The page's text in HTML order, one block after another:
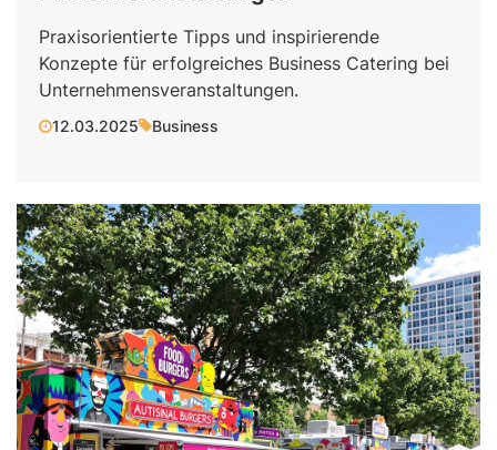
Praxisorientierte Tipps und inspirierende
Konzepte für erfolgreiches Business Catering bei
Unternehmensveranstaltungen.
12.03.2025 Business